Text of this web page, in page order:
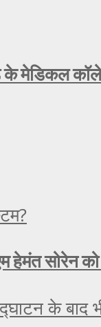
मेडिकल
हेमंत सोरेन